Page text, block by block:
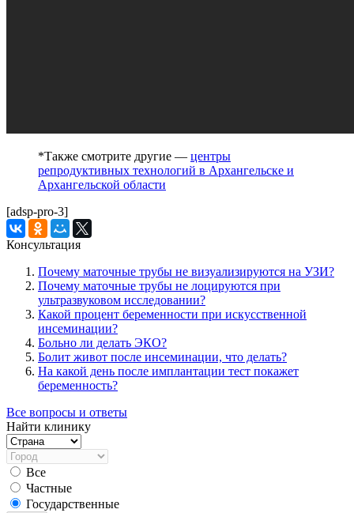
*Также смотрите другие — центры
репродуктивных технологий в Архангельске и
Архангельской области
[adsp-pro-3]
Консультация
Почему маточные трубы не визуализируются на УЗИ?
Почему маточные трубы не лоцируются при
ультразвуковом исследовании?
Какой процент беременности при искусственной
инсеминации?
Больно ли делать ЭКО?
Болит живот после инсеминации, что делать?
На какой день после имплантации тест покажет
беременность?
Все вопросы и ответы
Найти клинику
Все
Частные
Государственные